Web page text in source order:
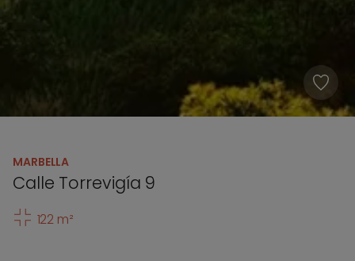
MARBELLA
Calle Torrevigía 9
122 m²